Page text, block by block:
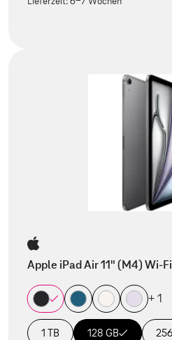
Apple iPad Air 11" (M4) Wi-
+ 1
1 TB 128 GB